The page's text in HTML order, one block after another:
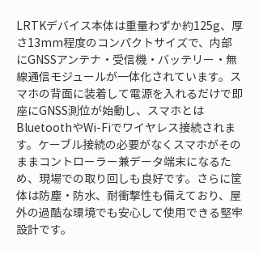
LRTKデバイス本体は重量わずか約125g、厚
さ13mm程度のコンパクトサイズで、内部
にGNSSアンテナ・受信機・バッテリー・無
線通信モジュールが一体化されています。ス
マホの背面に装着して電源を入れるだけで即
座にGNSS測位が始動し、スマホとは
BluetoothやWi-Fiでワイヤレス接続されま
す。ケーブル接続の必要がなくスマホがその
ままコントローラー兼データ端末になるた
め、現場での取り回しも良好です。さらに筐
体は防塵・防水、耐衝撃性も備えており、屋
外の過酷な環境でも安心して使用できる堅牢
設計です。